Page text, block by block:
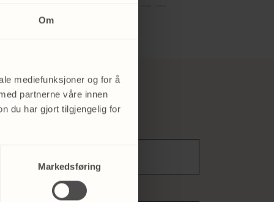
Om
mediefunksjoner og for å
partnerne våre innen
du har gjort tilgjengelig for
Markedsføring